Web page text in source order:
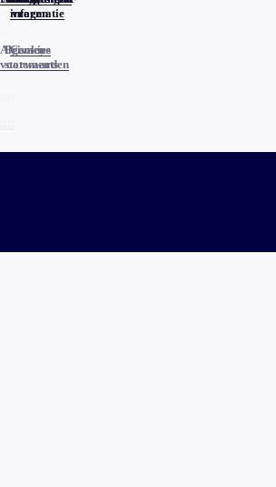
informatie
vragen
Algemene
voorwaarden
Privacy
statements
Cookies